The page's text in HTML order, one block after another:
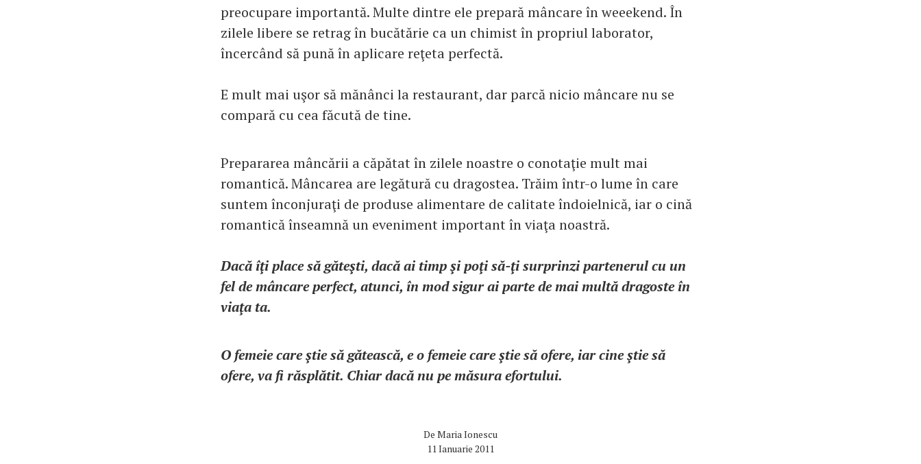
preocupare importantă. Multe dintre ele prepară mâncare în weeekend. În
zilele libere se retrag în bucătărie ca un chimist în propriul laborator,
încercând să pună în aplicare reţeta perfectă.
E mult mai uşor să mănânci la restaurant, dar parcă nicio mâncare nu se
compară cu cea făcută de tine.
Prepararea mâncării a căpătat în zilele noastre o conotaţie mult mai
romantică. Mâncarea are legătură cu dragostea. Trăim într-o lume în care
suntem înconjuraţi de produse alimentare de calitate îndoielnică, iar o cină
romantică înseamnă un eveniment important în viaţa noastră.
Dacă îţi place să găteşti, dacă ai timp şi poţi să-ţi surprinzi partenerul cu un
fel de mâncare perfect, atunci, în mod sigur ai parte de mai multă dragoste în
viaţa ta.
O femeie care ştie să gătească, e o femeie care ştie să ofere, iar cine ştie să
ofere, va fi răsplătit. Chiar dacă nu pe măsura efortului.
De Maria Ionescu
11 Ianuarie 2011